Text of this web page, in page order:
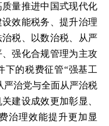
量推进中国式现代化
效能税务、提升治理
税、以数治税、从严
强化合规管理为主攻
下的税费征管“强基工
严治党与全面从严治税
建设成效更加彰显、
治理效能提升更加显